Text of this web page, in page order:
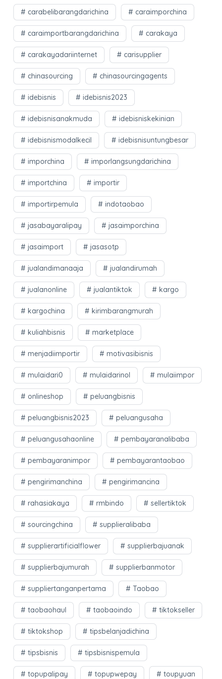
carabelibarangdarichina caraimporchina
caraimportbarangdarichina carakaya
carakayadariinternet carisupplier
chinasourcing chinasourcingagents
idebisnis idebisnis2023
idebisnisanakmuda idebisniskekinian
idebisnismodalkecil idebisnisuntungbesar
imporchina imporlangsungdarichina
importchina importir
importirpemula indotaobao
jasabayaralipay jasaimporchina
jasaimport jasasotp
jualandimanaaja jualandirumah
jualanonline jualantiktok kargo
kargochina kirimbarangmurah
kuliahbisnis marketplace
menjadiimportir motivasibisnis
mulaidari0 mulaidarinol mulaiimpor
onlineshop peluangbisnis
peluangbisnis2023 peluangusaha
peluangusahaonline pembayaranalibaba
pembayaranimpor pembayarantaobao
pengirimanchina pengirimancina
rahasiakaya rmbindo sellertiktok
sourcingchina supplieralibaba
supplierartificialflower supplierbajuanak
supplierbajumurah supplierbanmotor
suppliertanganpertama Taobao
taobaohaul taobaoindo tiktokseller
tiktokshop tipsbelanjadichina
tipsbisnis tipsbisnispemula
topupalipay topupwepay toupyuan